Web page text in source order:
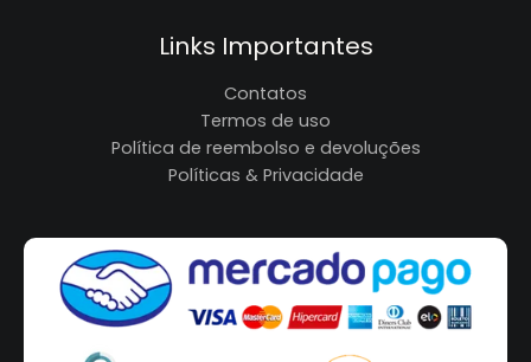
Links Importantes
Contatos
Termos de uso
Política de reembolso e devoluções
Políticas & Privacidade